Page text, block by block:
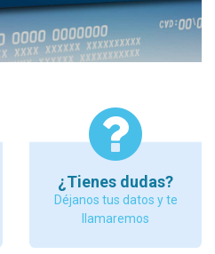
¿Tienes dudas?
Déjanos tus datos y te
llamaremos